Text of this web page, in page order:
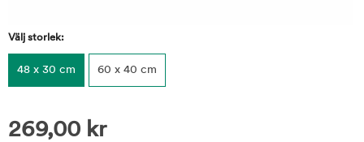
Välj storlek:
48 x 30 cm 60 x 40 cm
269,00 kr